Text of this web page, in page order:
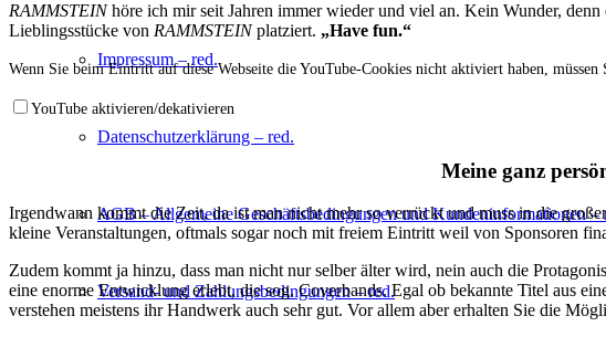
Impressum – red.
Datenschutzerklärung – red.
AGB – Allgemeine Geschäftsbedingungen und Kundeninformationen –
Versand- und Zahlungsbedingungen – red.
RAMMSTEINhöre ich mir seit Jahren immer wieder und viel an. Kein Wunder,
Lieblingsstücke von RAMMSTEINplatziert. „Have fun.“
Wenn Sie beim Eintritt auf diese Webseite die YouTube-Cookies nicht aktiviert haben,
YouTube aktivieren/dekativieren
Meine ganz
Irgendwann kommt die Zeit, da ist man nicht mehr so verrückt und muss in die
kleine Veranstaltungen, oftmals sogar noch mit freiem Eintritt weil von Sponsoren
Zudem kommt ja hinzu, dass man nicht nur selber älter wird, nein auch die
eine enorme Entwicklung erlebt, die sog. Coverbands. Egal ob bekannte Titel aus
verstehen meistens ihr Handwerk auch sehr gut. Vor allem aber erhalten Sie die